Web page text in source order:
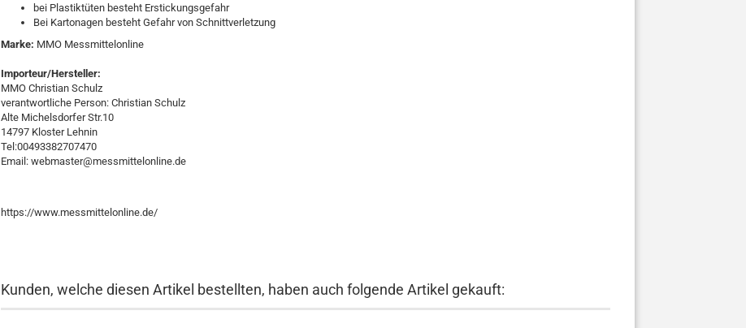
bei Plastiktüten besteht Erstickungsgefahr
Bei Kartonagen besteht Gefahr von Schnittverletzung
Marke: MMO Messmittelonline
Importeur/Hersteller:
MMO Christian Schulz
verantwortliche Person: Christian Schulz
Alte Michelsdorfer Str.10
14797 Kloster Lehnin
Tel:00493382707470
Email: webmaster@messmittelonline.de
https://www.messmittelonline.de/
Kunden, welche diesen Artikel bestellten, haben auch folgende Artikel gekauft: